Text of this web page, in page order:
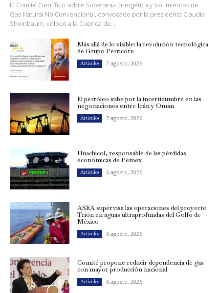
El Comité Científico sobre Soberanía Energética y Yacimientos de
Gas Natural No Convencional, convocado por la presidenta Claudia
Sheinbaum, colocó a la Cuenca de...
Más allá de lo visible: la revolución tecnológica
de Grupo Petricore
Artículos 7 agosto, 2026
El petróleo sube por la incertidumbre en las
negociaciones entre Irán y Omán
Artículos 7 agosto, 2026
Huachicol, responsable de las pérdidas
económicas de Pemex
Artículos 6 agosto, 2026
ASEA supervisa las operaciones del proyecto
Trión en aguas ultraprofundas del Golfo de
México
Artículos 6 agosto, 2026
Comité propone reducir dependencia de gas
con mayor producción nacional
Artículos 6 agosto, 2026